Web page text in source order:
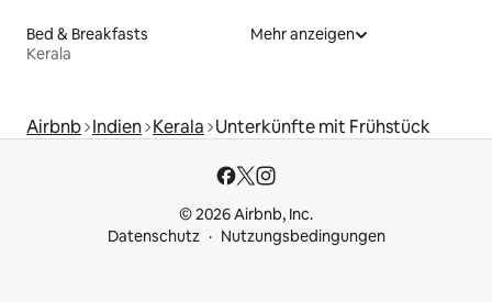
Bed & Breakfasts
Kerala
Mehr anzeigen
Airbnb Indien Kerala Unterkünfte mit Frühstück
© 2026 Airbnb, Inc.
Datenschutz
Nutzungsbedingungen